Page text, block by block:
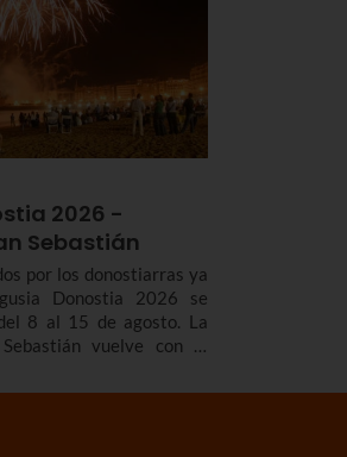
2026 -
Sebastián
por los donostiarras ya
Donostia 2026 se
8 al 15 de agosto. La
vuelve con el
que tanto nos gustan,